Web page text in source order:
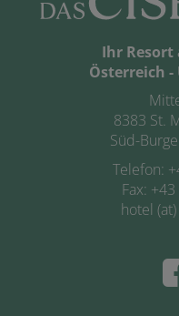
Ihr Resort
Österreich -
8383 St.
Süd-
Telefon:
Fax:
hotel